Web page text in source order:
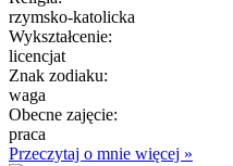
rzymsko-katolicka
Wykształcenie:
licencjat
Znak zodiaku:
waga
Obecne zajęcie:
praca
Przeczytaj o mnie więcej »